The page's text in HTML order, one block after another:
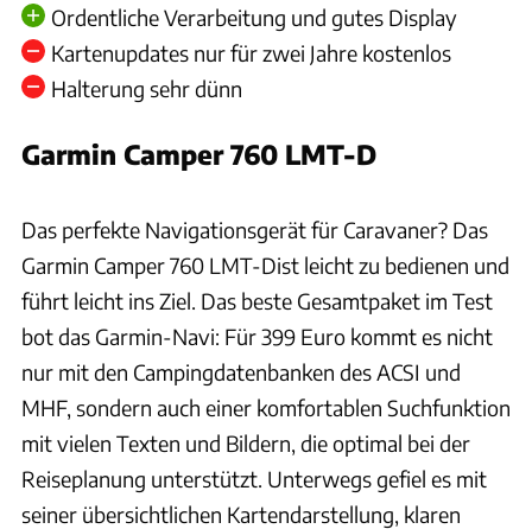
Ordentliche Verarbeitung und gutes Display
Kartenupdates nur für zwei Jahre kostenlos
Halterung sehr dünn
Garmin Camper 760 LMT-D
Das perfekte Navigationsgerät für Caravaner? Das
Garmin Camper 760 LMT-Dist leicht zu bedienen und
führt leicht ins Ziel. Das beste Gesamtpaket im Test
bot das Garmin-Navi: Für 399 Euro kommt es nicht
nur mit den Campingdatenbanken des ACSI und
MHF, sondern auch einer komfortablen Suchfunktion
mit vielen Texten und Bildern, die optimal bei der
Reiseplanung unterstützt. Unterwegs gefiel es mit
seiner übersichtlichen Kartendarstellung, klaren